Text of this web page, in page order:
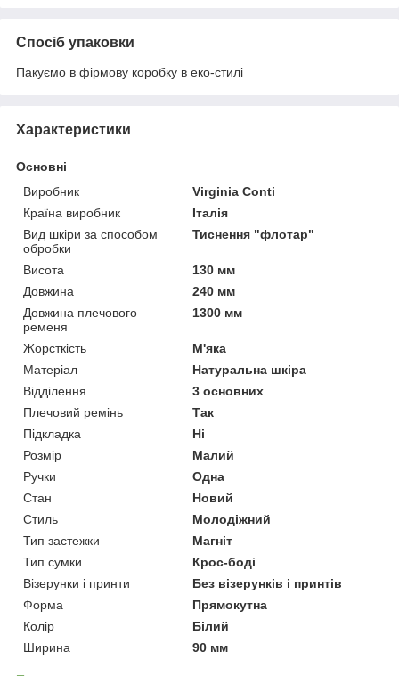
Спосіб упаковки
Пакуємо в фірмову коробку в еко-стилі
Характеристики
Основні
Виробник
Virginia Conti
Країна виробник
Італія
Вид шкіри за способом
обробки
Тиснення "флотар"
Висота
130 мм
Довжина
240 мм
Довжина плечового
ременя
1300 мм
Жорсткість
М'яка
Матеріал
Натуральна шкіра
Відділення
3 основних
Плечовий ремінь
Так
Підкладка
Ні
Розмір
Малий
Ручки
Одна
Стан
Новий
Стиль
Молодіжний
Тип застежки
Магніт
Тип сумки
Крос-боді
Візерунки і принти
Без візерунків і принтів
Форма
Прямокутна
Колір
Білий
Ширина
90 мм